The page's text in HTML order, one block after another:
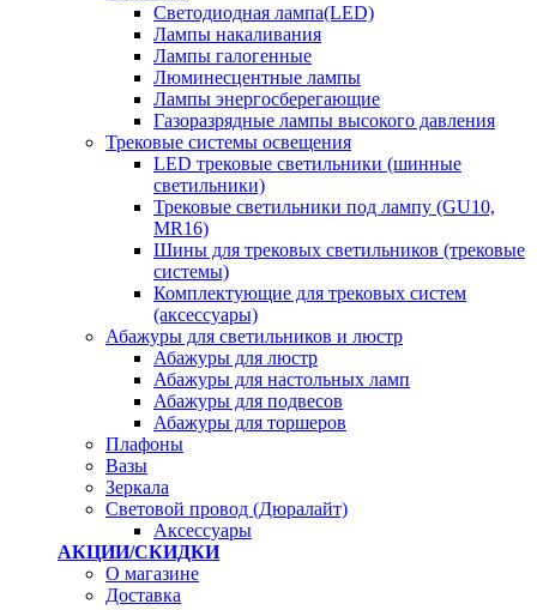
Светодиодная лампа(LED)
Лампы накаливания
Лампы галогенные
Люминесцентные лампы
Лампы энергосберегающие
Газоразрядные лампы высокого давления
Трековые системы освещения
LED трековые светильники (шинные
светильники)
Трековые светильники под лампу (GU10,
MR16)
Шины для трековых светильников (трековые
системы)
Комплектующие для трековых систем
(аксессуары)
Абажуры для светильников и люстр
Абажуры для люстр
Абажуры для настольных ламп
Абажуры для подвесов
Абажуры для торшеров
Плафоны
Вазы
Зеркала
Световой провод (Дюралайт)
Аксессуары
АКЦИИ/СКИДКИ
О магазине
Доставка